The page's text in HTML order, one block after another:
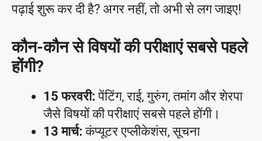
पढ़ाई शुरू कर दी है? अगर नहीं, तो अभी से लग जाइए!
कौन-कौन से विषयों की परीक्षाएं सबसे पहले
होंगी?
15 फरवरी: पेंटिंग, राई, गुरुंग, तमांग और शेरपा
जैसे विषयों की परीक्षाएं सबसे पहले होंगी।
13 मार्च: कंप्यूटर एप्लीकेशंस, सूचना